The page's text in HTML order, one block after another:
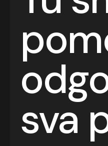
sva